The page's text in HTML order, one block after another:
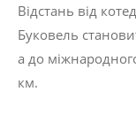
Відстань від
Буковель
а до
км.